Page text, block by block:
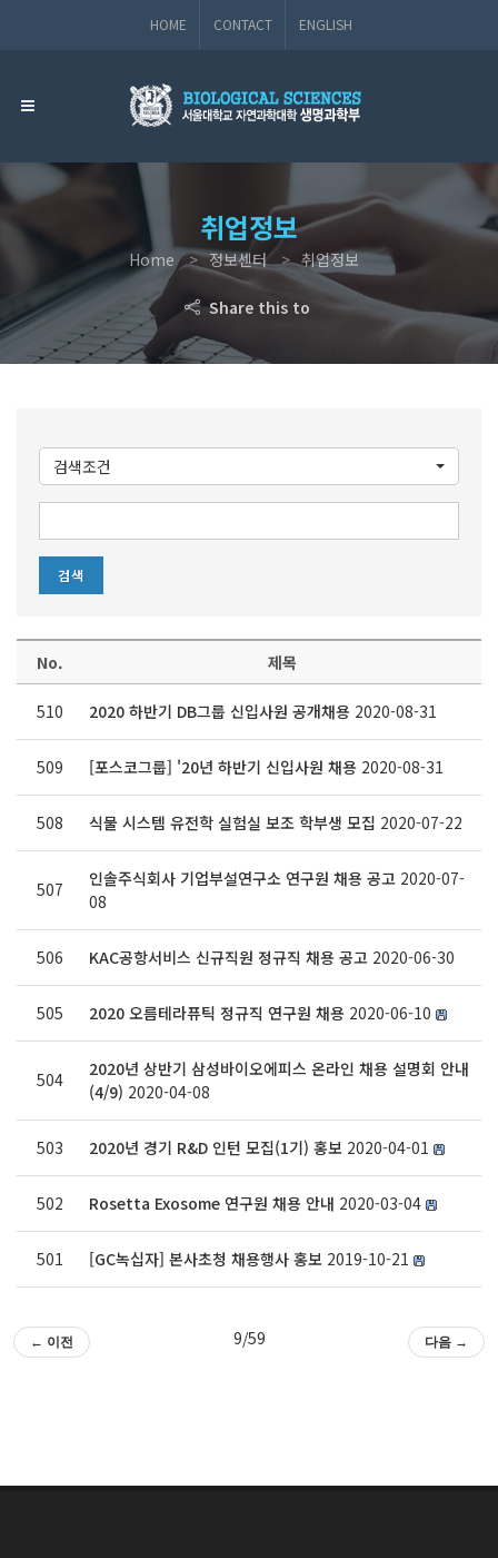
HOME CONTACT ENGLISH
취업정보
Home 정보센터 취업정보
Share this to
검색조건
No. 제목
510 2020 하반기 DB그룹 신입사원 공개채용 2020-08-31
509 [포스코그룹] '20년 하반기 신입사원 채용 2020-08-31
508 식물 시스템 유전학 실험실 보조 학부생 모집 2020-07-22
507 인솔주식회사 기업부설연구소 연구원 채용 공고 2020-07-
08
506 KAC공항서비스 신규직원 정규직 채용 공고 2020-06-30
505 2020 오름테라퓨틱 정규직 연구원 채용 2020-06-10
504
2020년 상반기 삼성바이오에피스 온라인 채용 설명회 안내
(4/9) 2020-04-08
503 2020년 경기 R&D 인턴 모집(1기) 홍보 2020-04-01
502 Rosetta Exosome 연구원 채용 안내 2020-03-04
501 [GC녹십자] 본사초청 채용행사 홍보 2019-10-21
← 이전 9/59 다음 →